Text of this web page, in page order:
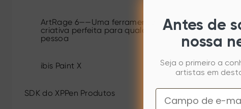
ArtRage 6——Uma ferramenta
criativa perfeita para qualquer
pessoa
ibis Paint X
SDK do XPPen Produtos
Crie ou
Antes de
nossa
Seja o primeiro a
artistas em
Email